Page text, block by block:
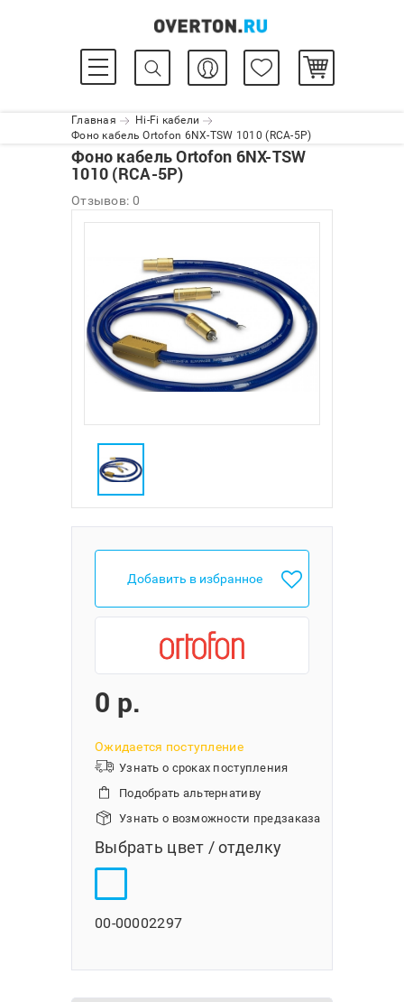
Главная
Hi-Fi кабели
Фоно кабель Ortofon 6NX-TSW 1010 (RCA-5P)
Фоно кабель Ortofon 6NX-TSW
1010 (RCA-5P)
Отзывов: 0
Добавить в избранное
0 p.
Ожидается поступление
Узнать о сроках поступления
Подобрать альтернативу
Узнать о возможности предзаказа
Выбрать цвет / отделку
00-00002297